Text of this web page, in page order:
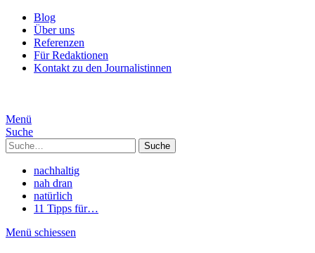
Blog
Über uns
Referenzen
Für Redaktionen
Kontakt zu den Journalistinnen
Menü
Suche
Suche
nachhaltig
nah dran
natürlich
11 Tipps für…
Menü schiessen